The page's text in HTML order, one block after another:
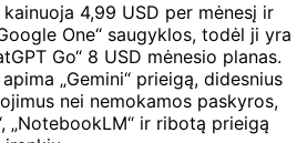
kainuoja 4,99 USD per mėnesį ir
One“ saugyklos, todėl ji yra
Go“ 8 USD mėnesio planas.
„Gemini“ prieigą, didesnius
nei nemokamos paskyros,
„NotebookLM“ ir ribotą prieigą